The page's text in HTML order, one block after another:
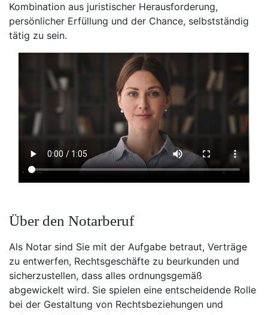
Kombination aus juristischer Herausforderung,
persönlicher Erfüllung und der Chance, selbstständig
tätig zu sein.
Über den Notarberuf
Als Notar sind Sie mit der Aufgabe betraut, Verträge
zu entwerfen, Rechtsgeschäfte zu beurkunden und
sicherzustellen, dass alles ordnungsgemäß
abgewickelt wird. Sie spielen eine entscheidende Rolle
bei der Gestaltung von Rechtsbeziehungen und